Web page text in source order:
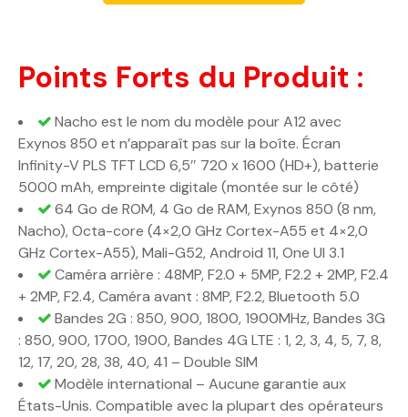
Points Forts du Produit :
Nacho est le nom du modèle pour A12 avec
Exynos 850 et n’apparaît pas sur la boîte. Écran
Infinity-V PLS TFT LCD 6,5″ 720 x 1600 (HD+), batterie
5000 mAh, empreinte digitale (montée sur le côté)
64 Go de ROM, 4 Go de RAM, Exynos 850 (8 nm,
Nacho), Octa-core (4×2,0 GHz Cortex-A55 et 4×2,0
GHz Cortex-A55), Mali-G52, Android 11, One UI 3.1
Caméra arrière : 48MP, F2.0 + 5MP, F2.2 + 2MP, F2.4
+ 2MP, F2.4, Caméra avant : 8MP, F2.2, Bluetooth 5.0
Bandes 2G : 850, 900, 1800, 1900MHz, Bandes 3G
: 850, 900, 1700, 1900, Bandes 4G LTE : 1, 2, 3, 4, 5, 7, 8,
12, 17, 20, 28, 38, 40, 41 – Double SIM
Modèle international – Aucune garantie aux
États-Unis. Compatible avec la plupart des opérateurs